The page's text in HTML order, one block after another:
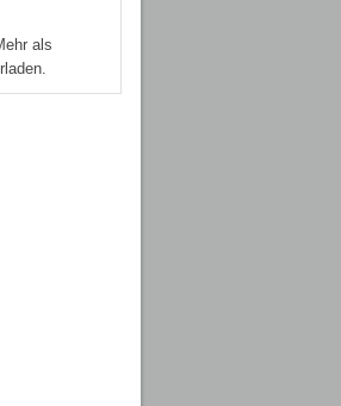
als